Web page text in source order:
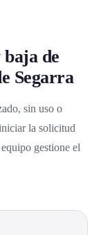
baja de
Segarra
sin uso o
la solicitud
gestione el